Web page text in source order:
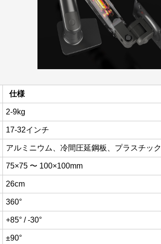
仕様
2-9kg
17-32インチ
アルミニウム、冷間圧延鋼板、プラスチック
75×75 〜 100×100mm
26cm
360°
+85° / -30°
±90°